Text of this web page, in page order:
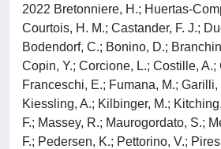
2022 Bretonniere, H.; Huertas-
Courtois, H. M.; Castander, F. J.;
Bodendorf, C.; Bonino, D.;
Copin, Y.; Corcione, L.; Costille,
Franceschi, E.; Fumana, M.;
Kiessling, A.; Kilbinger, M.;
F.; Massey, R.; Maurogordato, S.;
F.; Pedersen, K.; Pettorino, V.;